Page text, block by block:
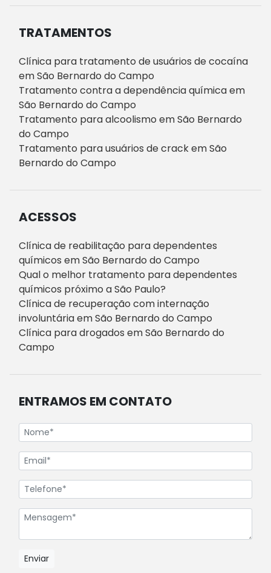
TRATAMENTOS
Clínica para tratamento de usuários de cocaína
em São Bernardo do Campo
Tratamento contra a dependência química em
São Bernardo do Campo
Tratamento para alcoolismo em São Bernardo
do Campo
Tratamento para usuários de crack em São
Bernardo do Campo
ACESSOS
Clínica de reabilitação para dependentes
químicos em São Bernardo do Campo
Qual o melhor tratamento para dependentes
químicos próximo a São Paulo?
Clínica de recuperação com internação
involuntária em São Bernardo do Campo
Clínica para drogados em São Bernardo do
Campo
ENTRAMOS EM CONTATO
Enviar